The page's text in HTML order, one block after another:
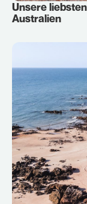
Unsere
Australien